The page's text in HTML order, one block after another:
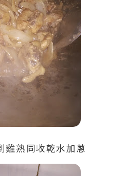
雞熟同收乾水加蔥